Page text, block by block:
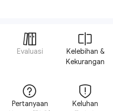
Evaluasi
Kelebihan &
Kekurangan
Pertanyaan
Keluhan